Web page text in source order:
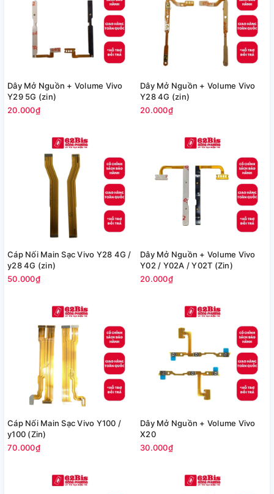
Dây Mở Nguồn + Volume Vivo
Y29 5G (zin)
20.000₫
Dây Mở Nguồn + Volume Vivo
Y28 4G (zin)
20.000₫
Cáp Nối Main Sạc Vivo Y28 4G /
y28 4G (zin)
50.000₫
Dây Mở Nguồn + Volume Vivo
Y02 / Y02A / Y02T (Zin)
20.000₫
Cáp Nối Main Sạc Vivo Y100 /
y100 (Zin)
70.000₫
Dây Mở Nguồn + Volume Vivo
X20
30.000₫